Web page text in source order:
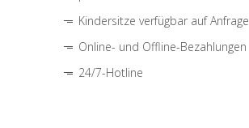
Kindersitze verfügbar auf Anfrage
Online- und Offline-Bezahlungen
24/7-Hotline